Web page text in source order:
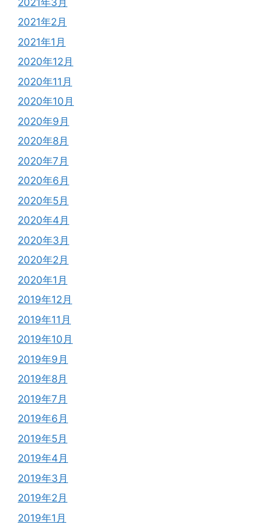
2021年2月
2021年1月
2020年12月
2020年11月
2020年10月
2020年9月
2020年8月
2020年7月
2020年6月
2020年5月
2020年4月
2020年3月
2020年2月
2020年1月
2019年12月
2019年11月
2019年10月
2019年9月
2019年8月
2019年7月
2019年6月
2019年5月
2019年4月
2019年3月
2019年2月
2019年1月